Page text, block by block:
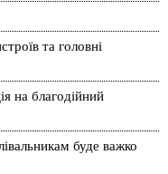
та головні
на благодійний
буде важко